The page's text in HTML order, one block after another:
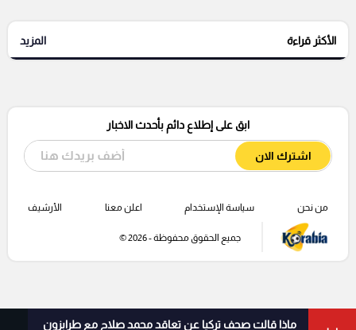
الأكثر قراءة المزيد
ماذا قالت صحف تركيا عن تعاقد محمد صلاح مع طرابزون
ابق على إطلاع دائم بأحدث الاخبار
اشترك الان
من نحن سياسة الإستخدام اعلن معنا الأرشيف
جميع الحقوق محفوظة - 2026 ©